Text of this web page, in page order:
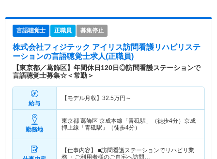
言語聴覚士 正職員 募集停止
株式会社フィジテック アイリス訪問看護リハビリステ
ーションの言語聴覚士求人(正職員)
【東京都／葛飾区】年間休日120日◎訪問看護ステーションで
言語聴覚士募集☆＜常勤＞
給与
【モデル月収】 32.5万円～
勤務地
東京都 葛飾区 京成本線「青砥駅」（徒歩4分）京成
押上線「青砥駅」（徒歩4分）
【仕事内容】 ■訪問看護ステーションでリハビリ業
務 ・ご利用者様のご自宅へ訪問…